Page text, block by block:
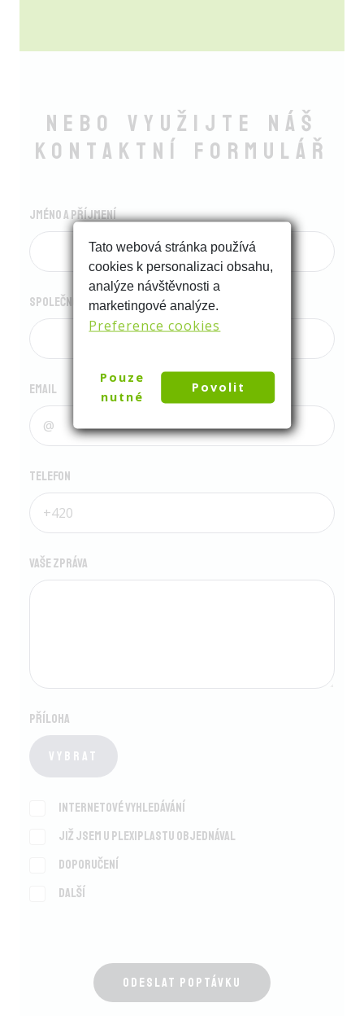
Tato webová stránka používá
cookies k personalizaci obsahu,
analýze návštěvnosti a
marketingové analýze.
Preference cookies
Pouze
nutné
Povolit
Nebo využijte náš
Kontaktní formulář
Jméno a příjmení
Společnost
Email
Telefon
Vaše zpráva
Příloha
Vybrat
Internetové vyhledávání
Již jsem u Plexiplastu objednával
Doporučení
Další
ODESLAT POPTÁVKU